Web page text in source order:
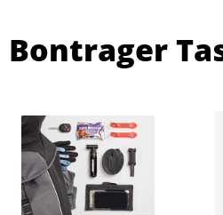
Bontrager